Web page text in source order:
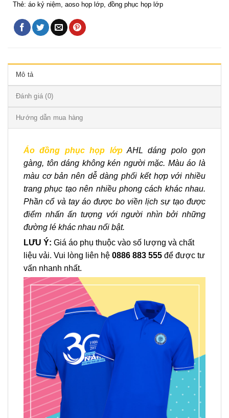
Thẻ: áo kỷ niệm, aoso họp lớp, đồng phục họp lớp
Mô tả
Đánh giá (0)
Hướng dẫn mua hàng
Áo đồng phục họp lớpAHL dáng polo gọn
gàng, tôn dáng không kén người mặc. Màu áo là
màu cơ bản nên dễ dàng phối kết hợp với nhiều
trang phục tạo nên nhiều phong cách khác nhau.
Phần cổ và tay áo được bo viền lịch sự tạo được
điểm nhấn ấn tượng với người nhìn bởi những
đường lé khác nhau nổi bật.
LƯU Ý: Giá áo phụ thuộc vào số lượng và chất
liệu vải. Vui lòng liên hệ 0886 883 555 để được tư
vấn nhanh nhất.